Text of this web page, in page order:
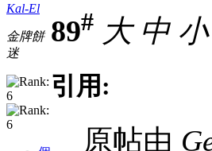
Kal-El
金牌餅
迷
89# 大 中 小
引用:
原帖由